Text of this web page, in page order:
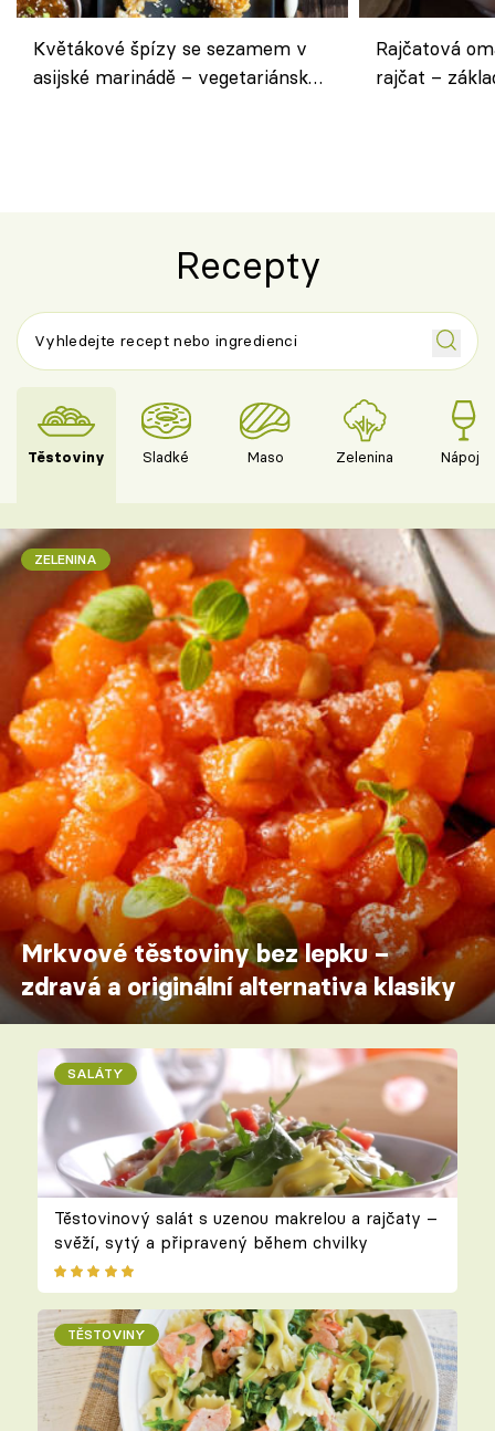
Květákové špízy se sezamem v
asijské marinádě – vegetariánská
Rajčatová
rajčat –
Recepty
Těstoviny Sladké Maso Zelenina Nápoje
ZELENINA
Mrkvové těstoviny bez lepku –
zdravá a originální alternativa klasiky
SALÁTY
Těstovinový salát s uzenou makrelou a rajčaty –
svěží, sytý a připravený během chvilky
TĚSTOVINY